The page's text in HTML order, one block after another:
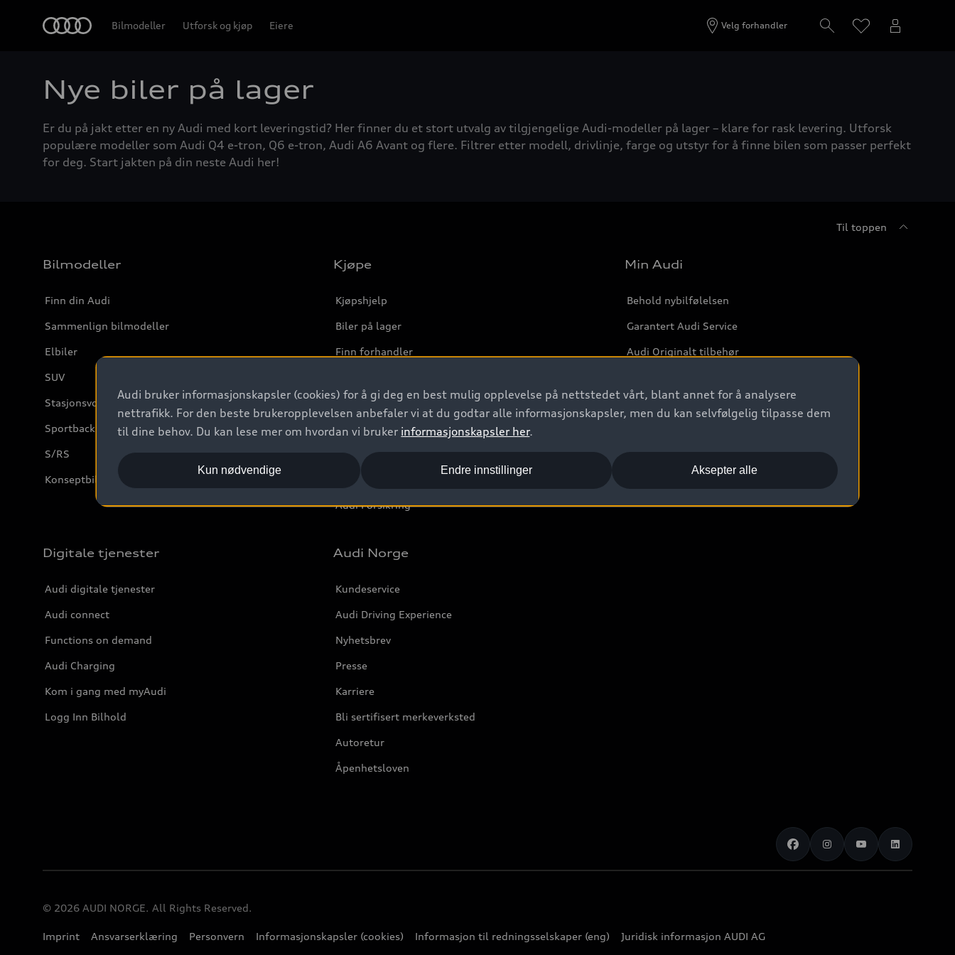
Bilmodeller Utforsk og kjøp Eiere Velg forhandler
Nye biler på lager
Er du på jakt etter en ny Audi med kort leveringstid? Her finner du et stort utvalg av tilgjengelige Audi-modeller på lager – klare for rask levering. Utforsk
populære modeller som Audi Q4 e-tron, Q6 e-tron, Audi A6 Avant og flere. Filtrer etter modell, drivlinje, farge og utstyr for å finne bilen som passer perfekt
for deg. Start jakten på din neste Audi her!
Til toppen
Bilmodeller
Finn din Audi
Sammenlign bilmodeller
Elbiler
SUV
Stasjonsvogn
Sportback
S/RS
Konseptbiler og prototyper
Kjøpe
Kjøpshjelp
Biler på lager
Finn forhandler
Kontakt forhandler
Prislister
Leasing
Bilgarantier
Audi Forsikring
Min Audi
Behold nybilfølelsen
Garantert Audi Service
Audi Originalt tilbehør
Digitale tjenester
Audi digitale tjenester
Audi connect
Functions on demand
Audi Charging
Kom i gang med myAudi
Logg Inn Bilhold
Audi Norge
Kundeservice
Audi Driving Experience
Nyhetsbrev
Presse
Karriere
Bli sertifisert merkeverksted
Autoretur
Åpenhetsloven
© 2026 AUDI NORGE. All Rights Reserved.
Imprint Ansvarserklæring Personvern Informasjonskapsler (cookies) Informasjon til redningsselskaper (eng) Juridisk informasjon AUDI AG
Audi bruker informasjonskapsler (cookies) for å gi deg en best mulig opplevelse på nettstedet vårt, blant annet for å analysere
nettrafikk. For den beste brukeropplevelsen anbefaler vi at du godtar alle informasjonskapsler, men du kan selvfølgelig tilpasse dem
til dine behov. Du kan lese mer om hvordan vi bruker informasjonskapsler her.
Aksepter alle
Kun nødvendige Endre innstillinger